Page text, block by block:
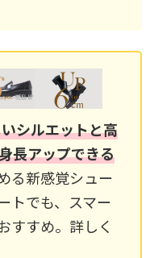
シルエットと高
長アップできる
る新感覚シュー
トでも、スマー
すすめ。詳しく